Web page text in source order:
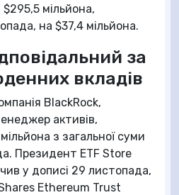
мільйона,
на $37,4 мільйона.
за
вкладів
BlackRock,
активів,
з загальної суми
Президент ETF Store
у дописі 29 листопада,
Ethereum Trust